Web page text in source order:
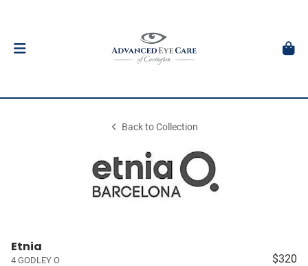
Back to Collection
Etnia
4 GODLEY O $320